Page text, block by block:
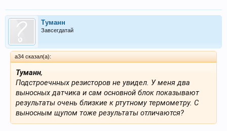
Туманн
Завсегдатай
a34 сказал(а):
Туманн,
Подстроечнных резисторов не увидел. У меня два
выносных датчика и сам основной блок показывают
результаты очень близкие к ртутному термометру. С
выносным щупом тоже результаты отличаются?